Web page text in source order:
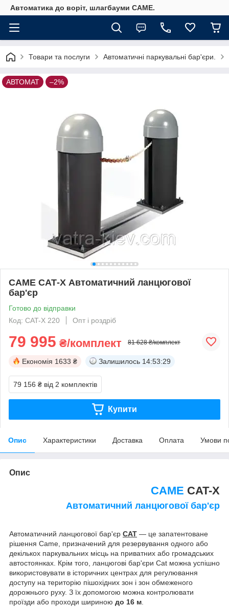
Автоматика до воріт, шлагбауми CAME.
Товари та послуги Автоматичні паркувальні бар'єри.
АВТОМАТ –2%
CAME САТ-X Автоматичний ланцюгової
бар'єр
Готово до відправки
Код: CAT-X 220
Опт і роздріб
79 995 ₴/комплект 81 628 ₴/комплект
Економія 1633 ₴ Залишилось 14:53:28
79 156 ₴ від 2 комплектів
Купити
Опис Характеристики Доставка Оплата Умови
Опис
CAME CAT-X
Автоматичний ланцюгової бар'єр
Автоматичний ланцюгової бар'єр CAT ― це запатентоване
рішення Came, призначений для резервування одного або
декількох паркувальних місць на приватних або громадських
автостоянках. Крім того, ланцюгові бар'єри Cat можна успішно
використовувати в історичних центрах для регулювання
доступу на територію пішохідних зон і зон обмеженого
дорожнього руху. З їх допомогою можна контролювати
проїзди або проходи шириною до 16 м